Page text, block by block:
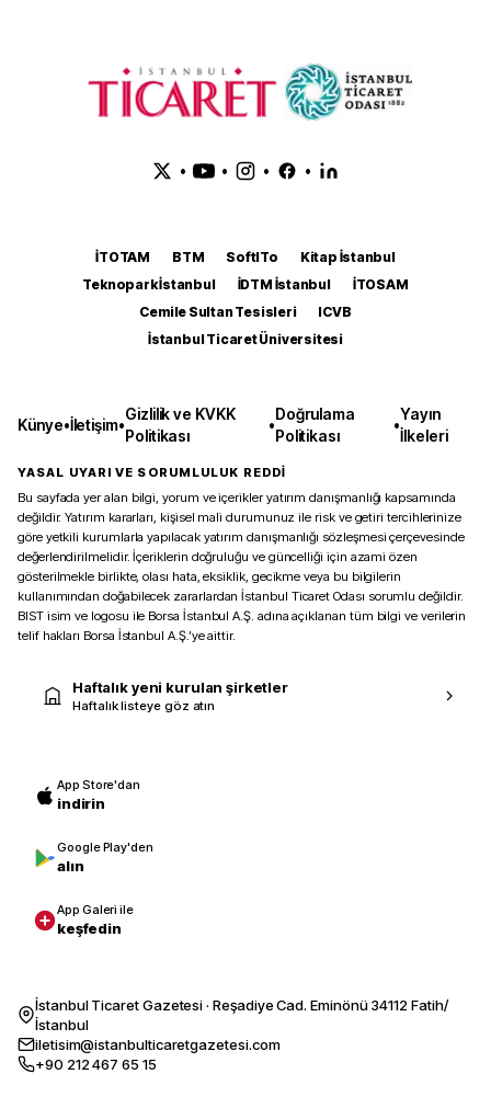
• • • •
İTOTAM BTM SoftITo
Kitap İstanbul
Teknopark İstanbul
İDTM İstanbul
İTOSAM
Cemile Sultan Tesisleri
ICVB
İstanbul Ticaret Üniversitesi
Künye•İletişim•
Gizlilik ve KVKK
Politikası
•
Doğrulama
Politikası
•
Yayın
İlkeleri
YASAL UYARI VE SORUMLULUK REDDİ
Bu sayfada yer alan bilgi, yorum ve içerikler yatırım danışmanlığı kapsamında
değildir. Yatırım kararları, kişisel mali durumunuz ile risk ve getiri tercihlerinize
göre yetkili kurumlarla yapılacak yatırım danışmanlığı sözleşmesi çerçevesinde
değerlendirilmelidir. İçeriklerin doğruluğu ve güncelliği için azami özen
gösterilmekle birlikte, olası hata, eksiklik, gecikme veya bu bilgilerin
kullanımından doğabilecek zararlardan İstanbul Ticaret Odası sorumlu değildir.
BIST isim ve logosu ile Borsa İstanbul A.Ş. adına açıklanan tüm bilgi ve verilerin
telif hakları Borsa İstanbul A.Ş.’ye aittir.
Haftalık yeni kurulan şirketler
Haftalık listeye göz atın
App Store'dan
indirin
Google Play'den
alın
App Galeri ile
keşfedin
İstanbul Ticaret Gazetesi · Reşadiye Cad. Eminönü 34112 Fatih/
İstanbul
iletisim@istanbulticaretgazetesi.com
+90 212 467 65 15